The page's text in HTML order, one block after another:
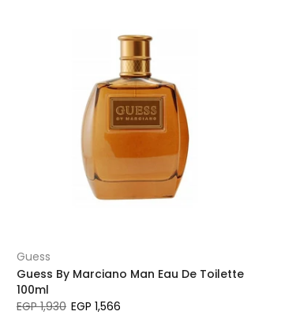
Guess
Guess By Marciano Man Eau De Toilette
100ml
EGP 1,930 EGP 1,566